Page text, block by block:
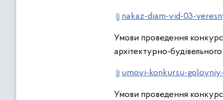
nakaz-diam-vid-03-
Умови проведення
архітектурно-
umovi-konkursu-
Умови проведення